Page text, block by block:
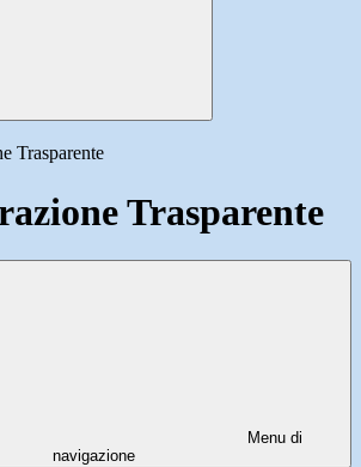
Trasparente
Trasparente
Menu di
navigazione